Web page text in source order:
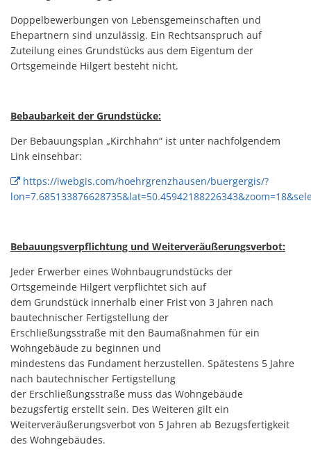
Doppelbewerbungen von Lebensgemeinschaften und
Ehepartnern sind unzulässig. Ein Rechtsanspruch auf
Zuteilung eines Grundstücks aus dem Eigentum der
Ortsgemeinde Hilgert besteht nicht.
Bebaubarkeit der Grundstücke:
Der Bebauungsplan „Kirchhahn“ ist unter nachfolgendem
Link einsehbar:
https://iwebgis.com/hoehrgrenzhausen/buergergis/?
Bebauungsverpflichtung und Weiterveräußerungsverbot:
Jeder Erwerber eines Wohnbaugrundstücks der
Ortsgemeinde Hilgert verpflichtet sich auf
dem Grundstück innerhalb einer Frist von 3 Jahren nach
bautechnischer Fertigstellung der
Erschließungsstraße mit den Baumaßnahmen für ein
Wohngebäude zu beginnen und
mindestens das Fundament herzustellen. Spätestens 5 Jahre
nach bautechnischer Fertigstellung
der Erschließungsstraße muss das Wohngebäude
bezugsfertig erstellt sein. Des Weiteren gilt ein
Weiterveräußerungsverbot von 5 Jahren ab Bezugsfertigkeit
des Wohngebäudes.